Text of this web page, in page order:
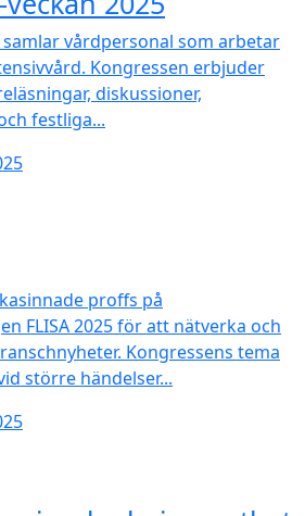
samlar vårdpersonal som arbetar
Kongressen erbjuder
diskussioner,
festliga...
proffs på
FLISA 2025 för att nätverka och
Kongressens tema
större händelser...